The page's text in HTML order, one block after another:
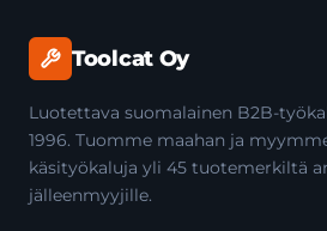
Toolcat Oy
Luotettava suomalainen B2B-
1996. Tuomme maahan ja
käsityökaluja yli 45 tuotemerkiltä
jälleenmyyjille.